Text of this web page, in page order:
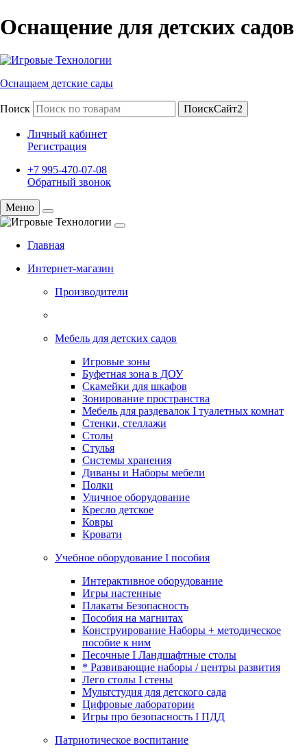
Оснащение для детских садов
Оснащаем детские сады
Поиск ПоискСайт2
Личный кабинет
Регистрация
+7 995-470-07-08
Обратный звонок
Меню
Главная
Интернет-магазин
Производители
Мебель для детских садов
Игровые зоны
Буфетная зона в ДОУ
Скамейки для шкафов
Зонирование пространства
Мебель для раздевалок I туалетных комнат
Стенки, стеллажи
Столы
Стулья
Системы хранения
Диваны и Наборы мебели
Полки
Уличное оборудование
Кресло детское
Ковры
Кровати
Учебное оборудование I пособия
Интерактивное оборудование
Игры настенные
Плакаты Безопасность
Пособия на магнитах
Конструирование Наборы + методическое
пособие к ним
Песочные I Ландшафтные столы
* Развивающие наборы / центры развития
Лего столы I стены
Мультстудия для детского сада
Цифровые лаборатории
Игры про безопасность I ПДД
Патриотическое воспитание